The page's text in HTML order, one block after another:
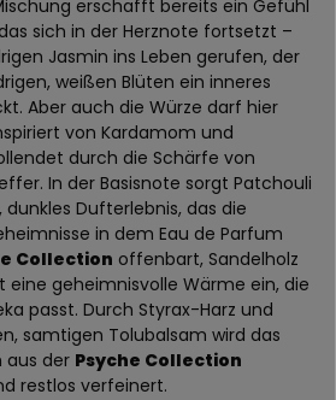
erschafft bereits ein Gefühl
sich in der Herznote fortsetzt –
Jasmin ins Leben gerufen, der
weißen Blüten ein inneres
Aber auch die Würze darf hier
von Kardamom und
durch die Schärfe von
In der Basisnote sorgt Patchouli
dunkles Dufterlebnis, das die
in dem Eau de Parfum
Collection offenbart, Sandelholz
eine geheimnisvolle Wärme ein, die
passt. Durch Styrax-Harz und
samtigen Tolubalsam wird das
aus der Psyche Collection
restlos verfeinert.